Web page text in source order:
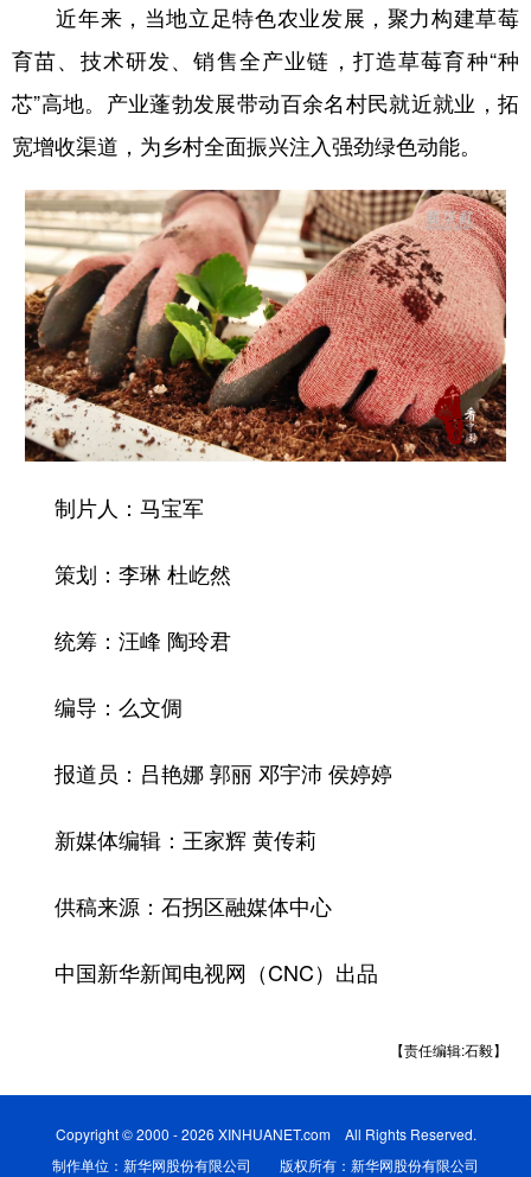
Deutsch Português
近年来，当地立足特色农业发展，聚力构建草莓
育苗、技术研发、销售全产业链，打造草莓育种“种
芯”高地。产业蓬勃发展带动百余名村民就近就业，拓
宽增收渠道，为乡村全面振兴注入强劲绿色动能。
制片人：马宝军
策划：李琳 杜屹然
统筹：汪峰 陶玲君
编导：么文倜
报道员：吕艳娜 郭丽 邓宇沛 侯婷婷
新媒体编辑：王家辉 黄传莉
供稿来源：石拐区融媒体中心
中国新华新闻电视网（CNC）出品
【责任编辑:石毅】
Copyright © 2000 - 2026 XINHUANET.com All Rights Reserved.
制作单位：新华网股份有限公司 版权所有：新华网股份有限公司